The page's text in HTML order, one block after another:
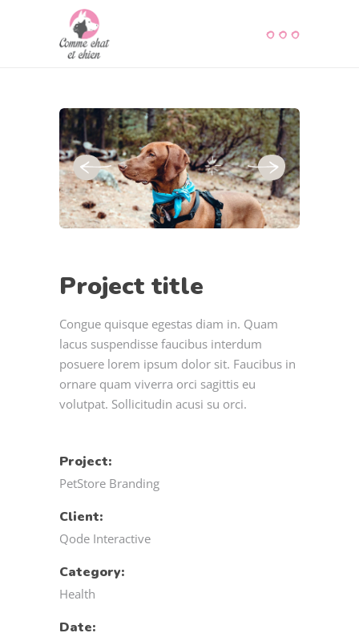
Project title
Congue quisque egestas diam in. Quam
lacus suspendisse faucibus interdum
posuere lorem ipsum dolor sit. Faucibus in
ornare quam viverra orci sagittis eu
volutpat. Sollicitudin acusi su orci.
Project:
PetStore Branding
Client:
Qode Interactive
Category:
Health
Date: